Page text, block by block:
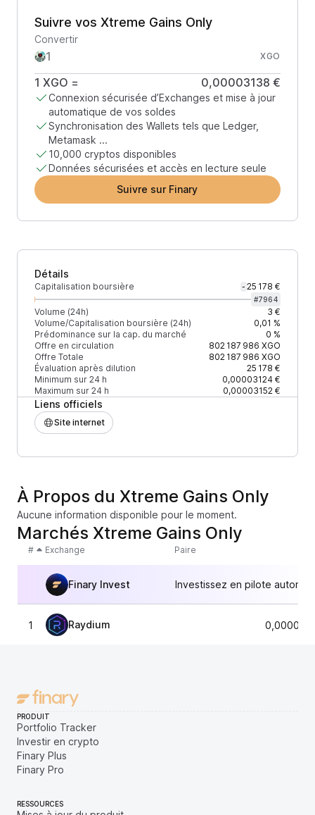
Suivre vos Xtreme Gains Only
Convertir
XGO
1 XGO = 0,00003138 €
Connexion sécurisée d’Exchanges et mise à jour
automatique de vos soldes
Synchronisation des Wallets tels que Ledger,
Metamask ...
10,000 cryptos disponibles
Données sécurisées et accès en lecture seule
Suivre sur Finary
Détails
Capitalisation boursière - 25 178 €
#7964
Volume (24h)
3 €
Volume/Capitalisation boursière (24h)
0,01 %
Prédominance sur la cap. du marché
0 %
Offre en circulation
802 187 986 XGO
Offre Totale
802 187 986 XGO
Évaluation après dilution
25 178 €
Minimum sur 24 h
0,00003124 €
Maximum sur 24 h
0,00003152 €
Liens officiels
Site internet
À Propos du Xtreme Gains Only
Aucune information disponible pour le moment.
Marchés Xtreme Gains Only
# Exchange Paire
Finary Invest Investissez en pilote
1 Raydium
PRODUIT
Portfolio Tracker
Investir en crypto
Finary Plus
Finary Pro
RESSOURCES